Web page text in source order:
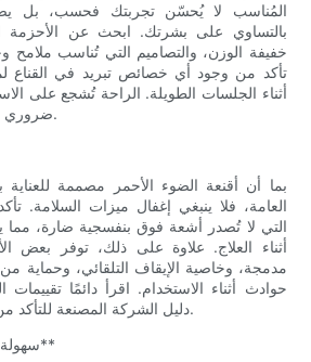
المُناسب لا يُحسّن تجربتك فحسب، بل
بالتساوي على بشرتك. ابحث عن الأحزمة
خفيفة الوزن، والتصاميم التي تُناسب ملامح
تأكد من وجود أي خصائص تبريد في القناع
أثناء الجلسات الطويلة. الراحة تُشجع على
ضروري للحصول على نتائج فعّالة.
بما أن أقنعة الضوء الأحمر مصممة
العامة، فلا ينبغي إغفال ميزات السلامة.
أثناء العلاج. علاوة على ذلك، توفر بعض
مدمجة، وخاصية الإيقاف التلقائي، وحماية من
حوادث أثناء الاستخدام. اقرأ دائمًا
دليل الشركة المصنعة للتأكد من استيفاء معايير السلامة.
**6. سهولة الحمل والاستخدام**